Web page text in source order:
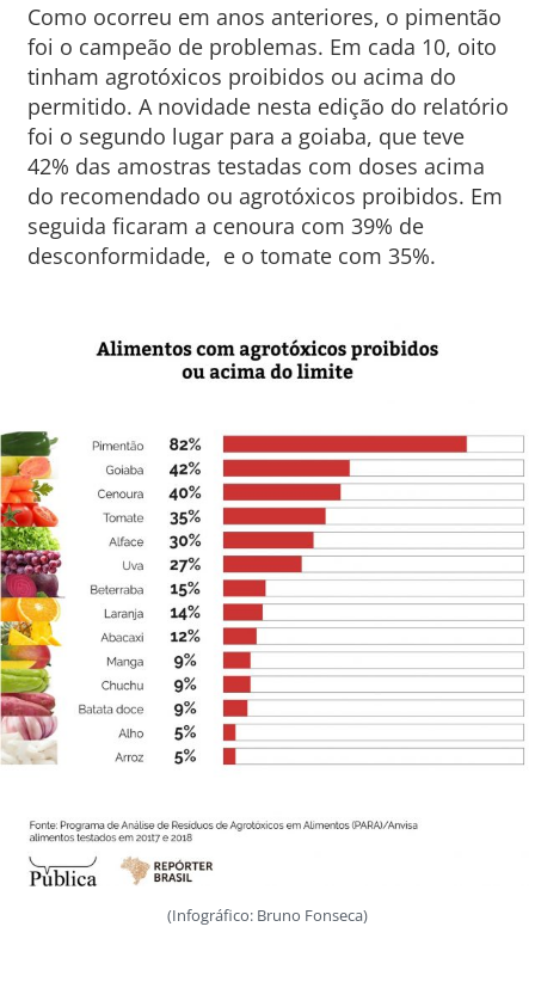
Como ocorreu em anos anteriores, o pimentão
foi o campeão de problemas. Em cada 10, oito
tinham agrotóxicos proibidos ou acima do
permitido. A novidade nesta edição do relatório
foi o segundo lugar para a goiaba, que teve
42% das amostras testadas com doses acima
do recomendado ou agrotóxicos proibidos. Em
seguida ficaram a cenoura com 39% de
desconformidade, e o tomate com 35%.
(Infográfico: Bruno Fonseca)